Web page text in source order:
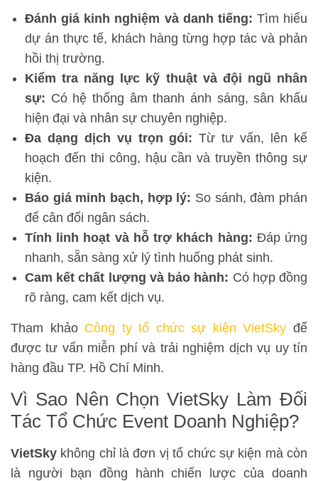
Đánh giá kinh nghiệm và danh tiếng: Tìm hiểu
dự án thực tế, khách hàng từng hợp tác và phản
hồi thị trường.
Kiểm tra năng lực kỹ thuật và đội ngũ nhân
sự: Có hệ thống âm thanh ánh sáng, sân khấu
hiện đại và nhân sự chuyên nghiệp.
Đa dạng dịch vụ trọn gói: Từ tư vấn, lên kế
hoạch đến thi công, hậu cần và truyền thông sự
kiện.
Báo giá minh bạch, hợp lý: So sánh, đàm phán
để cân đối ngân sách.
Tính linh hoạt và hỗ trợ khách hàng: Đáp ứng
nhanh, sẵn sàng xử lý tình huống phát sinh.
Cam kết chất lượng và bảo hành: Có hợp đồng
rõ ràng, cam kết dịch vụ.
Tham khảo Công ty tổ chức sự kiện VietSky để
được tư vấn miễn phí và trải nghiệm dịch vụ uy tín
hàng đầu TP. Hồ Chí Minh.
Vì Sao Nên Chọn VietSky Làm Đối
Tác Tổ Chức Event Doanh Nghiệp?
VietSky không chỉ là đơn vị tổ chức sự kiện mà còn
là người bạn đồng hành chiến lược của doanh